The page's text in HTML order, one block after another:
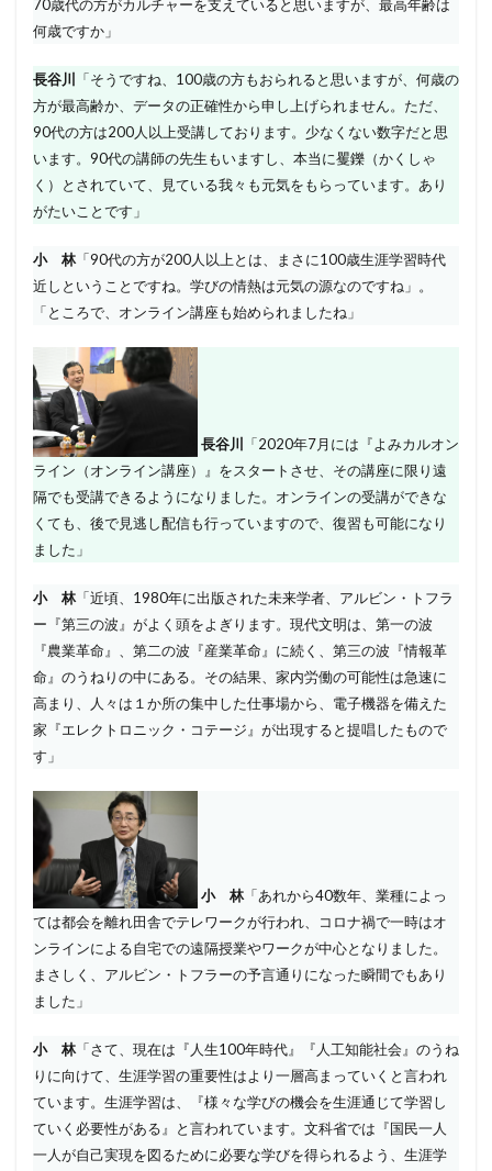
70歳代の方がカルチャーを支えていると思いますが、最高年齢は
何歳ですか」
長谷川
「そうですね、100歳の方もおられると思いますが、何歳の
方が最高齢か、データの正確性から申し上げられません。ただ、
90代の方は200人以上受講しております。少なくない数字だと思
います。90代の講師の先生もいますし、本当に矍鑠（かくしゃ
く）とされていて、見ている我々も元気をもらっています。あり
がたいことです」
小 林「90代の方が200人以上とは、まさに100歳生涯学習時代
近しということですね。学びの情熱は元気の源なのですね」。
「ところで、オンライン講座も始められましたね」
長谷川
「2020年7月には『よみカルオン
ライン（オンライン講座）』をスタートさせ、その講座に限り遠
隔でも受講できるようになりました。オンラインの受講ができな
くても、後で見逃し配信も行っていますので、復習も可能になり
ました」
小 林「近頃、1980年に出版された未来学者、アルビン・トフラ
ー『第三の波』がよく頭をよぎります。現代文明は、第一の波
『農業革命』、第二の波『産業革命』に続く、第三の波『情報革
命』のうねりの中にある。その結果、家内労働の可能性は急速に
高まり、人々は１か所の集中した仕事場から、電子機器を備えた
家『エレクトロニック・コテージ』が出現すると提唱したもので
す」
小 林「あれから40数年、業種によっ
ては都会を離れ田舎でテレワークが行われ、コロナ禍で一時はオ
ンラインによる自宅での遠隔授業やワークが中心となりました。
まさしく、アルビン・トフラーの予言通りになった瞬間でもあり
ました」
小 林「さて、現在は『人生100年時代』『人工知能社会』のうね
りに向けて、生涯学習の重要性はより一層高まっていくと言われ
ています。生涯学習は、『様々な学びの機会を生涯通じて学習し
ていく必要性がある』と言われています。文科省では『国民一人
一人が自己実現を図るために必要な学びを得られるよう、生涯学